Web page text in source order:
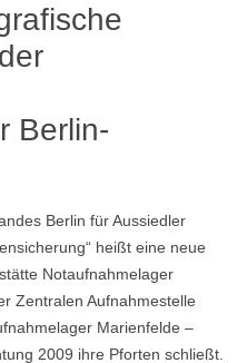
Berlin-
Berlin für Aussiedler
heißt eine neue
Notaufnahmelager
Zentralen Aufnahmestelle
Marienfelde –
2009 ihre Pforten schließt.